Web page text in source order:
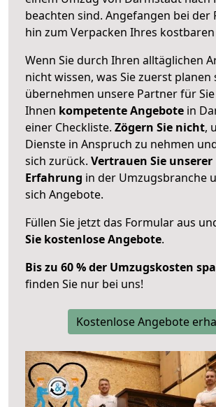
beachten sind. Angefangen bei der
hin zum Verpacken Ihres
Wenn Sie durch Ihren alltäglichen
nicht wissen, was Sie zuerst planen
übernehmen unsere Partner für
Ihnen kompetente Angebote in
einer Checkliste. Zögern Sie nicht,
Dienste in Anspruch zu nehmen
sich zurück. Vertrauen Sie unserer
Erfahrung in der Umzugsbranche
sich Angebote.
Füllen Sie jetzt das Formular aus
Sie kostenlose Angebote.
Bis zu 60 % der Umzugskosten
finden Sie nur bei uns!
Kostenlose Angebote